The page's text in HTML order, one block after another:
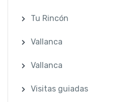
Tu Rincón
Vallanca
Vallanca
Visitas guiadas